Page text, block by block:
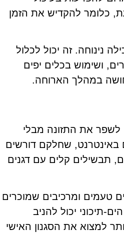
כלומר להקדיש את הזמן
נינוחה. זה יכול לכלול
ושימוש בכלים יפים
במהלך הארוחה.
לשפר את התזונה מבלי
באינטרנט, שחלקם דורשים
תבשילים קלים עם דגנים
טעמים ומרכיבים שמוכרים
תיכוני יכול להניב
למצוא את הסגנון האישי